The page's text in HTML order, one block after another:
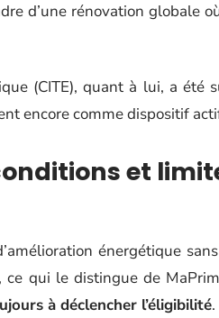
d’une rénovation globale
(CITE), quant à lui, a été
encore comme dispositif
et
énergétique
qui le distingue de
à déclencher l’éligibilité.